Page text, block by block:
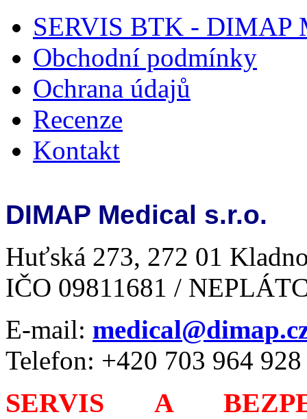
SERVIS BTK - DIMAP
Obchodní podmínky
Ochrana údajů
Recenze
Kontakt
DIMAP Medical s.r.o.
Huťská 273, 272 01
IČO 09811681 /
E-mail:
Telefon: +420 703 964 928
SERVIS A